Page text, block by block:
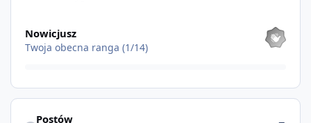
Nowicjusz
Twoja obecna ranga (1/14)
Zobacz aktywność
Postów